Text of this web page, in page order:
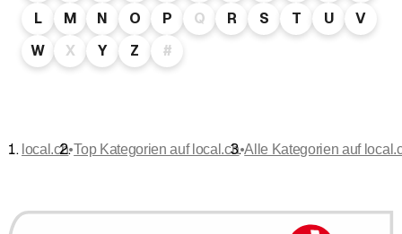
L M N O P Q R S T U
V
W
X Y Z #
local.ch•Top Kategorien auf local.ch•Alle Kategorien auf